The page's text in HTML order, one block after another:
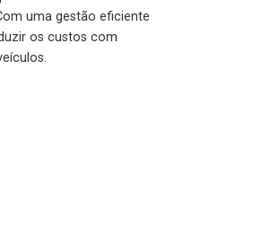
uma gestão eficiente
os custos com